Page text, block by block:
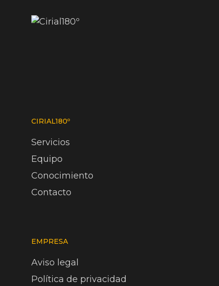
CIRIAL180º
Servicios
Equipo
Conocimiento
Contacto
EMPRESA
Aviso legal
Política de privacidad